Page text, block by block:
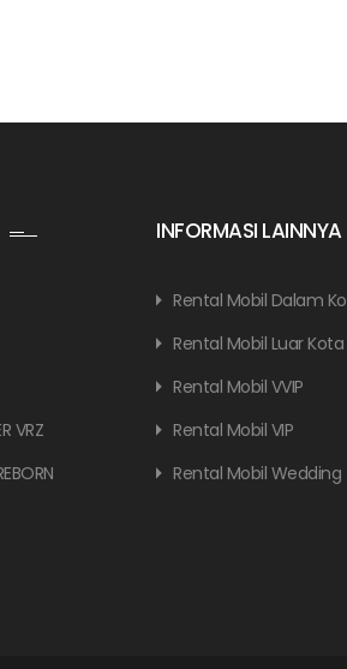
VRZ
INFORMASI LAINNYA
Rental Mobil Dalam
Rental Mobil Luar Kota
Rental Mobil VVIP
Rental Mobil VIP
Rental Mobil Wedding